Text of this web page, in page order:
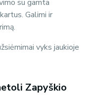
su gamta
Galimi ir
vyks jaukioje
Zapyškio